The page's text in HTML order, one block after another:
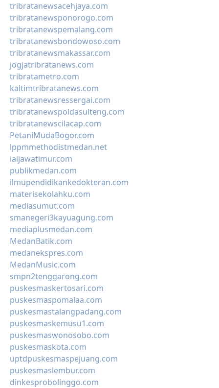
tribratanewsacehjaya.com
tribratanewsponorogo.com
tribratanewspemalang.com
tribratanewsbondowoso.com
tribratanewsmakassar.com
jogjatribratanews.com
tribratametro.com
kaltimtribratanews.com
tribratanewsressergai.com
tribratanewspoldasulteng.com
tribratanewscilacap.com
PetaniMudaBogor.com
lppmmethodistmedan.net
iaijawatimur.com
publikmedan.com
ilmupendidikankedokteran.com
materisekolahku.com
mediasumut.com
smanegeri3kayuagung.com
mediaplusmedan.com
MedanBatik.com
medanekspres.com
MedanMusic.com
smpn2tenggarong.com
puskesmaskertosari.com
puskesmaspomalaa.com
puskesmastalangpadang.com
puskesmaskemusu1.com
puskesmaswonosobo.com
puskesmaskota.com
uptdpuskesmaspejuang.com
puskesmaslembur.com
dinkesprobolinggo.com